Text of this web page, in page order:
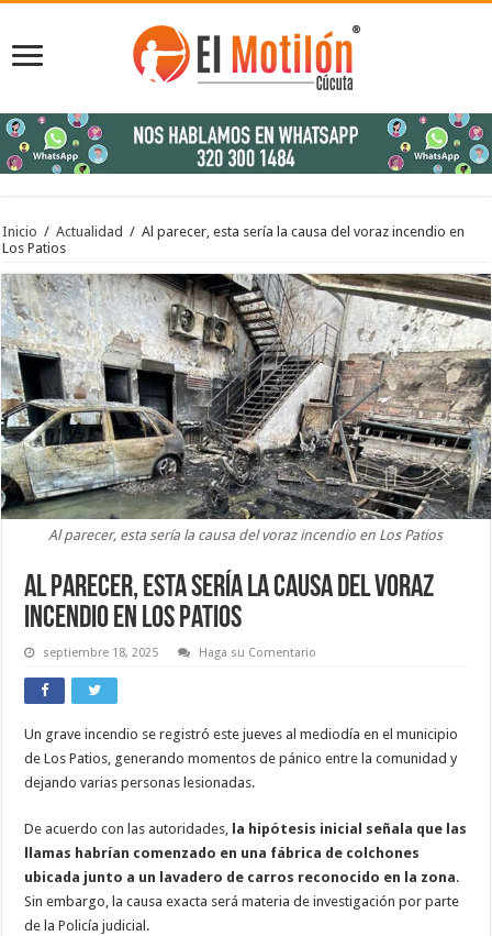
Inicio / Actualidad / Al parecer, esta sería la causa del voraz incendio en
Los Patios
Al parecer, esta sería la causa del voraz incendio en Los Patios
Al parecer, esta sería la causa del voraz
incendio en Los Patios
septiembre 18, 2025 Haga su Comentario
Un grave incendio se registró este jueves al mediodía en el municipio
de Los Patios, generando momentos de pánico entre la comunidad y
dejando varias personas lesionadas.
De acuerdo con las autoridades, la hipótesis inicial señala que las
llamas habrían comenzado en una fábrica de colchones
ubicada junto a un lavadero de carros reconocido en la zona.
Sin embargo, la causa exacta será materia de investigación por parte
de la Policía judicial.